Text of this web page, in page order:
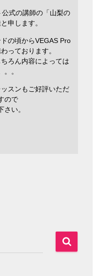
式の講師の「山梨の
申します。
の頃からVEGAS Pro
っております。
ろん内容によっては
。。
スンもご好評いただ
ので
さい。